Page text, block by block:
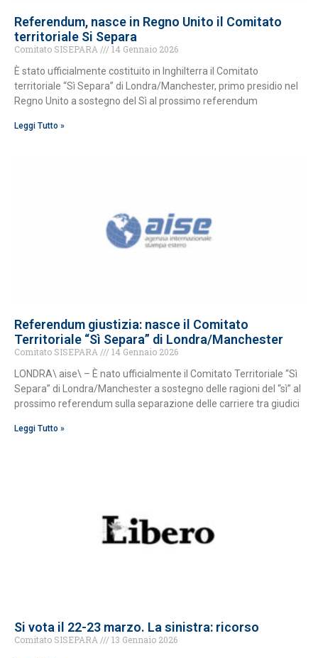
Referendum, nasce in Regno Unito il Comitato
territoriale Si Separa
Comitato SISEPARA
14 Gennaio 2026
È stato ufficialmente costituito in Inghilterra il Comitato
territoriale “Sì Separa” di Londra/Manchester, primo presidio nel
Regno Unito a sostegno del Sì al prossimo referendum
Leggi Tutto »
Referendum giustizia: nasce il Comitato
Territoriale “Sì Separa” di Londra/Manchester
Comitato SISEPARA
14 Gennaio 2026
LONDRA\ aise\ – È nato ufficialmente il Comitato Territoriale “Sì
Separa” di Londra/Manchester a sostegno delle ragioni del “sì” al
prossimo referendum sulla separazione delle carriere tra giudici
Leggi Tutto »
Si vota il 22-23 marzo. La sinistra: ricorso
Comitato SISEPARA 13 Gennaio 2026